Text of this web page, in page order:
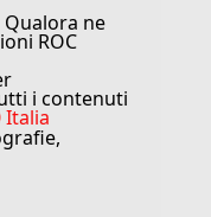
ne
ROC
i contenuti
Italia